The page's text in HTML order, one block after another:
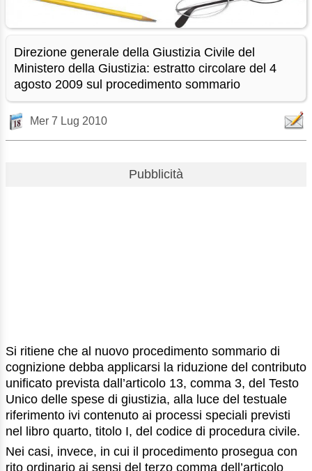
Direzione generale della Giustizia Civile del
Ministero della Giustizia: estratto circolare del 4
agosto 2009 sul procedimento sommario
Mer 7 Lug 2010
Pubblicità
Si ritiene che al nuovo procedimento sommario di
cognizione debba applicarsi la riduzione del contributo
unificato prevista dall’articolo 13, comma 3, del Testo
Unico delle spese di giustizia, alla luce del testuale
riferimento ivi contenuto ai processi speciali previsti
nel libro quarto, titolo I, del codice di procedura civile.
Nei casi, invece, in cui il procedimento prosegua con
rito ordinario ai sensi del terzo comma dell’articolo